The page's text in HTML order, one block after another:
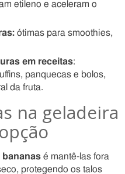
etileno e aceleram o
ótimas para smoothies,
em receitas:
panquecas e bolos,
da fruta.
na geladeira
bananas é mantê-las fora
protegendo os talos